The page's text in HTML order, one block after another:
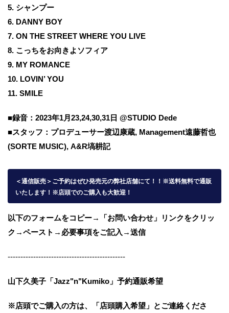
5. シャンプー
6. DANNY BOY
7. ON THE STREET WHERE YOU LIVE
8. こっちをお向きよソフィア
9. MY ROMANCE
10. LOVIN’ YOU
11. SMILE
■録音：2023年1月23,24,30,31日 @STUDIO Dede
■スタッフ：プロデューサー渡辺康蔵, Management遠藤哲也
(SORTE MUSIC), A&R塙耕記
＜通信販売 ＞ご予約はぜひ発売元の弊社店舗にて！！※送料無料で通販
いたします！※店頭でのご購入も大歓迎！
以下のフォームをコピー→「お問い合わせ」リンクをクリッ
ク→ペースト→必要事項をご記入→送信
----------------------------------------------
山下久美子「Jazz"n"Kumiko」予約通販希望
※店頭でご購入の方は、「店頭購入希望」とご連絡くださ